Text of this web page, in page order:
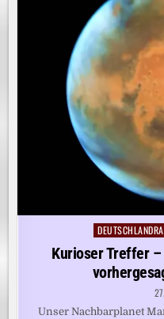
Posted
Kurioser Treffer
Unser Nachbarplanet